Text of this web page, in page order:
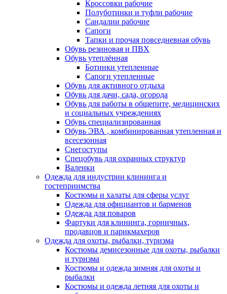
Кроссовки рабочие
Полуботинки и туфли рабочие
Сандалии рабочие
Сапоги
Тапки и прочая повседневная обувь
Обувь резиновая и ПВХ
Обувь утеплённая
Ботинки утепленные
Сапоги утепленные
Обувь для активного отдыха
Обувь для дачи, сада, огорода
Обувь для работы в общепите, медицинских
и социальных учреждениях
Обувь специализированная
Обувь ЭВА , комбинированная утепленная и
всесезонная
Снегоступы
Спецобувь для охранных структур
Валенки
Одежда для индустрии клининга и
гостеприимства
Костюмы и халаты для сферы услуг
Одежда для официантов и барменов
Одежда для поваров
Фартуки для клининга, горничных,
продавцов и парикмахеров
Одежда для охоты, рыбалки, туризма
Костюмы демисезонные для охоты, рыбалки
и туризма
Костюмы и одежда зимняя для охоты и
рыбалки
Костюмы и одежда летняя для охоты и